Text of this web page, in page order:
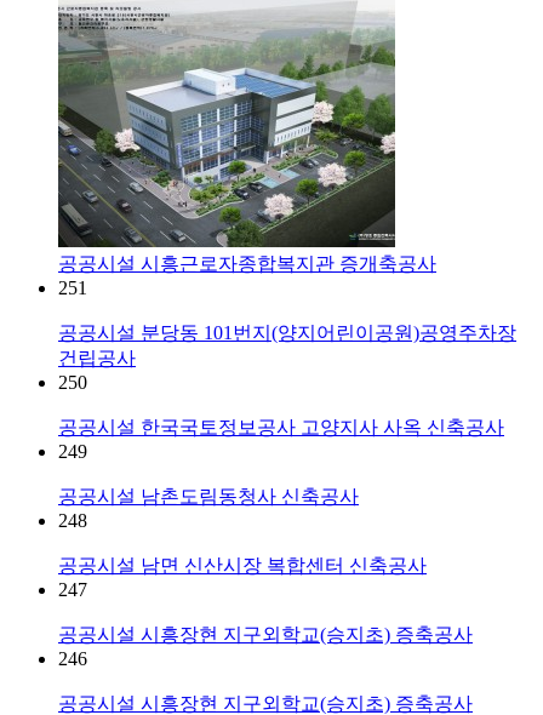
공공시설 시흥근로자종합복지관 증개축공사
251
공공시설 분당동 101번지(양지어린이공원)공영주차장
건립공사
250
공공시설 한국국토정보공사 고양지사 사옥 신축공사
249
공공시설 남촌도림동청사 신축공사
248
공공시설 남면 신산시장 복합센터 신축공사
247
공공시설 시흥장현 지구외학교(승지초) 증축공사
246
공공시설 시흥장현 지구외학교(승지초) 증축공사